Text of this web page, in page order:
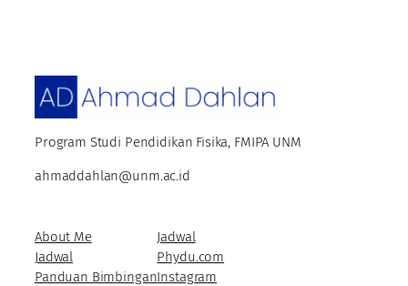
Program Studi Pendidikan Fisika, FMIPA UNM
ahmaddahlan@unm.ac.id
About Me
Jadwal
Panduan Bimbingan
Jadwal
Phydu.com
Instagram